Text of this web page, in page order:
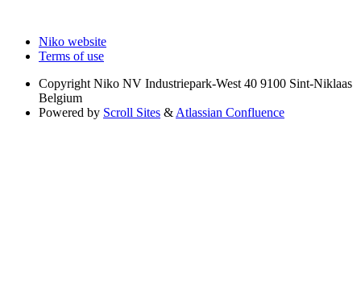
Niko website
Terms of use
Copyright Niko NV Industriepark-West 40 9100 Sint-Niklaas
Belgium
Powered by Scroll Sites & Atlassian Confluence